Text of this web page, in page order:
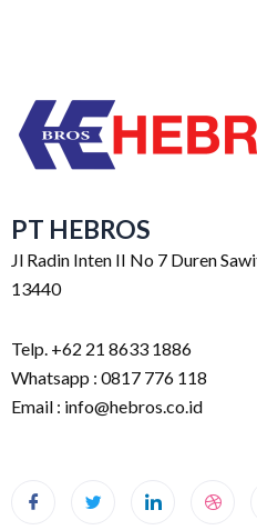
PT HEBROS
Jl Radin Inten II No 7 Duren
13440
Telp. +62 21 8633 1886
Whatsapp : 0817 776 118
Email : info@hebros.co.id